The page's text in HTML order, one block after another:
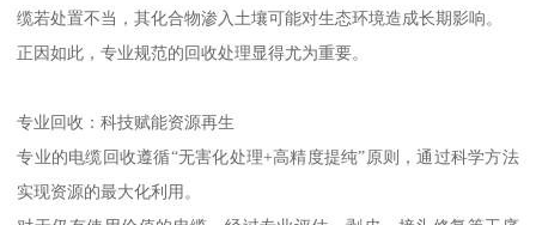
缆若处置不当，其化合物渗入土壤可能对生态环境造成长期影响。
正因如此，专业规范的回收处理显得尤为重要。
专业回收：科技赋能资源再生
专业的电缆回收遵循“无害化处理+高精度提纯”原则，通过科学方法
实现资源的最大化利用。